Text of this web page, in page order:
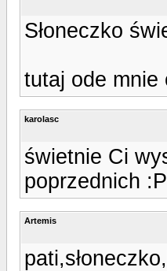
Słoneczko
tutaj ode mnie
karolasc
świetnie Ci
poprzednich :P
Artemis